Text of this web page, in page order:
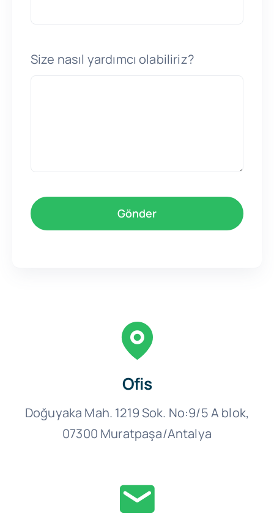
Size nasıl yardımcı olabiliriz?
Gönder
Ofis
Doğuyaka Mah. 1219 Sok. No:9/5 A blok,
07300 Muratpaşa/Antalya